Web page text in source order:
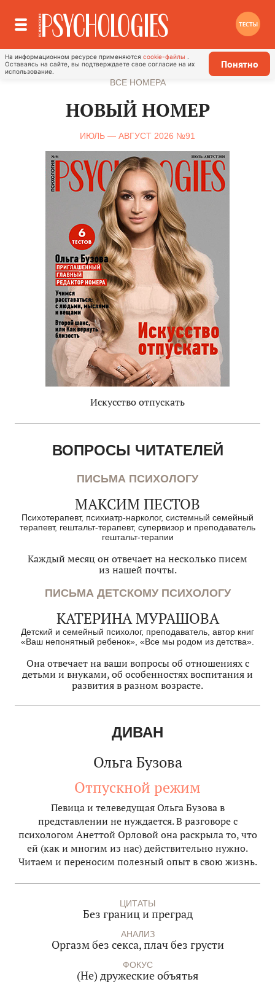
ТЕСТЫ
На информационном ресурсе применяются cookie-файлы
Оставаясь на сайте, вы подтверждаете свое согласие на их
использование.
Понятно
ПОДПИСКА
ВСЕ НОМЕРА
НОВЫЙ НОМЕР
ИЮЛЬ — АВГУСТ 2026 №91
Искусство отпускать
ВОПРОСЫ ЧИТАТЕЛЕЙ
ПИСЬМА ПСИХОЛОГУ
МАКСИМ ПЕСТОВ
Психотерапевт, психиатр-нарколог, системный семейный
терапевт, гештальт-терапевт, супервизор и преподаватель
гештальт-терапии
Каждый месяц он отвечает на несколько писем
из нашей почты.
ПИСЬМА ДЕТСКОМУ ПСИХОЛОГУ
КАТЕРИНА МУРАШОВА
Детский и семейный психолог, преподаватель, автор книг
«Ваш непонятный ребенок», «Все мы родом из детства».
Она отвечает на ваши вопросы об отношениях с
детьми и внуками, об особенностях воспитания и
развития в разном возрасте.
ДИВАН
Ольга Бузова
Отпускной режим
Певица и телеведущая Ольга Бузова в
представлении не нуждается. В разговоре с
психологом Анеттой Орловой она раскрыла то, что
ей (как и многим из нас) действительно нужно.
Читаем и переносим полезный опыт в свою жизнь.
ЦИТАТЫ
Без границ и преград
АНАЛИЗ
Оргазм без секса, плач без грусти
ФОКУС
(Не) дружеские объятья